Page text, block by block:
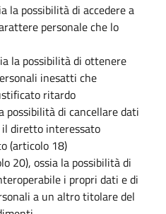
la possibilità di accedere a
personale che lo
la possibilità di ottenere
inesatti che
ritardo
possibilità di cancellare dati
il diretto interessato
(articolo 18)
20), ossia la possibilità di
i propri dati e di
a un altro titolare del